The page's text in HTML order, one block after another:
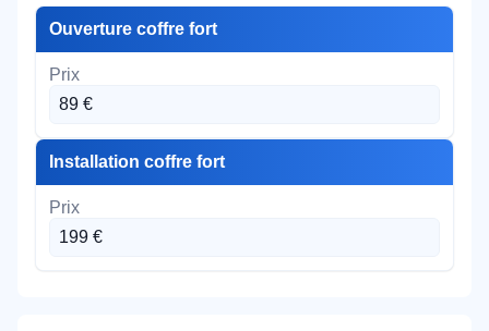
Ouverture coffre fort
89 €
Installation coffre fort
199 €